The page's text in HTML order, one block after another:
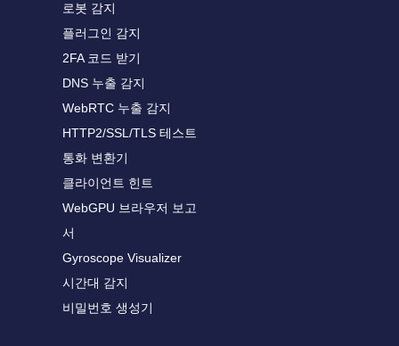
로봇 감지
플러그인 감지
2FA 코드 받기
DNS 누출 감지
WebRTC 누출 감지
HTTP2/SSL/TLS 테스트
통화 변환기
클라이언트 힌트
WebGPU 브라우저 보고
서
Gyroscope Visualizer
시간대 감지
비밀번호 생성기